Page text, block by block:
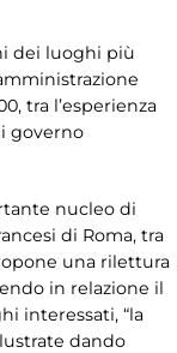
dei luoghi più
tra l’esperienza
governo
nucleo di
di Roma, tra
una rilettura
in relazione il
interessati, “la
dando